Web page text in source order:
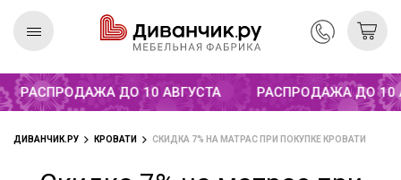
РАСПРОДАЖА ДО 10 АВГУСТА РАСПРОДАЖА ДО 10
ДИВАНЧИК.РУ КРОВАТИ СКИДКА 7% НА МАТРАС ПРИ ПОКУПКЕ КРОВАТИ
Скандинавская
коллекция